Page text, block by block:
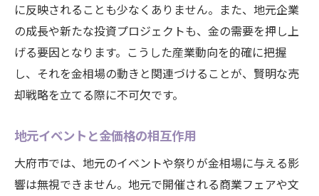
に反映されることも少なくありません。また、地元企業
の成長や新たな投資プロジェクトも、金の需要を押し上
げる要因となります。こうした産業動向を的確に把握
し、それを金相場の動きと関連づけることが、賢明な売
却戦略を立てる際に不可欠です。
地元イベントと金価格の相互作用
大府市では、地元のイベントや祭りが金相場に与える影
響は無視できません。地元で開催される商業フェアや文